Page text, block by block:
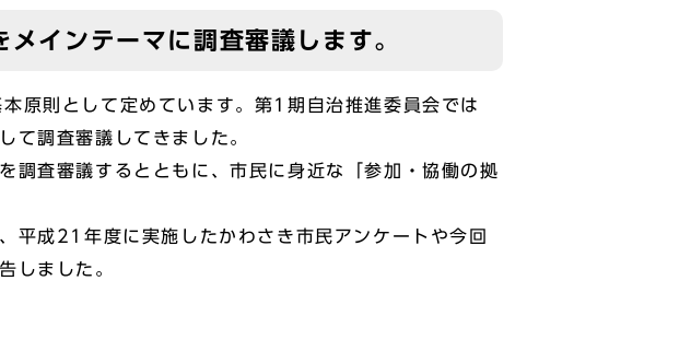
インテーマに調査審議します。
原則として定めています。第1期自治推進委員会では
て調査審議してきました。
査審議するとともに、市民に身近な「参加・協働の拠
成21年度に実施したかわさき市民アンケートや今回
しました。